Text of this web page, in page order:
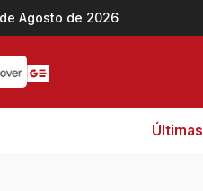
Agosto de 2026
Últimas